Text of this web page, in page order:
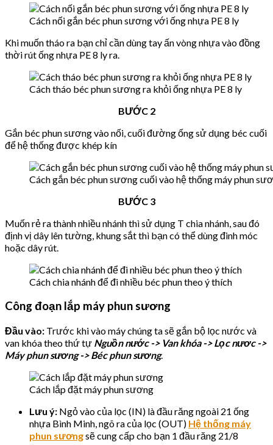
Cách nối gắn béc phun sương với ống nhựa PE 8 ly
Khi muốn tháo ra bạn chỉ cần dùng tay ấn vòng nhựa vào đồng
thời rút ống nhựa PE 8 ly ra.
Cách tháo béc phun sương ra khỏi ống nhựa PE 8 ly
BƯỚC 2
Gắn béc phun sương vào nối, cuối đường ống sử dụng béc cuối
để hệ thống được khép kín
Cách gắn béc phun sương cuối vào hệ thống máy phun
BƯỚC 3
Muốn rẻ ra thành nhiều nhánh thì sử dụng T chia nhánh, sau đó
định vị dây lên tường, khung sắt thì bạn có thể dùng đinh móc
hoặc dây rút.
Cách chia nhánh để đi nhiều béc phun theo ý thích
Công đoạn lắp máy phun sương
Đầu vào: Trước khi vào máy chúng ta sẽ gắn bộ lọc nước và
van khóa theo thứ tự Nguồn nước -> Van khóa -> Lọc nươc ->
Máy phun sương -> Béc phun sương.
Cách lắp đặt máy phun sương
Lưu ý: Ngỏ vào của lọc (IN) là đầu răng ngoài 21 ống
nhựa Bình Minh, ngõ ra của lọc (OUT) Hệ thống máy
phun sươngsẽ cung cấp cho bạn 1 đầu răng 21/8